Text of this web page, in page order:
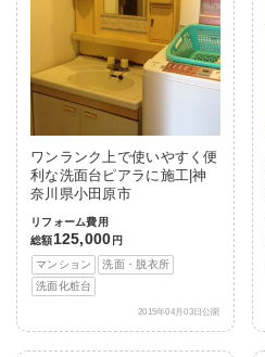
ワンランク上で使いやすく便
利な洗面台ピアラに施工|神
奈川県小田原市
リフォーム費用
総額125,000 円
マンション
洗面・脱衣所
洗面化粧台
2015年04月03日公開